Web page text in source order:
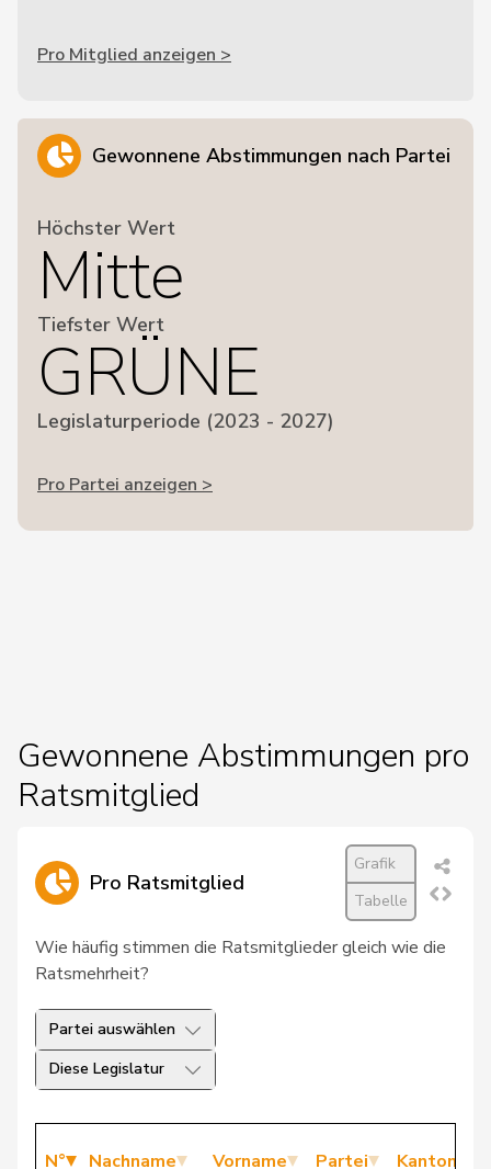
Pro Mitglied anzeigen >
Gewonnene Abstimmungen nach Partei
Höchster Wert
Mitte
Tiefster Wert
GRÜNE
Legislaturperiode (2023 - 2027)
Pro Partei anzeigen >
Gewonnene Abstimmungen pro
Ratsmitglied
Pro Ratsmitglied
Grafik
Tabelle
Wie häufig stimmen die Ratsmitglieder gleich wie die
Ratsmehrheit?
Partei auswählen
Diese Legislatur
N° Nachname Vorname Partei Kanton